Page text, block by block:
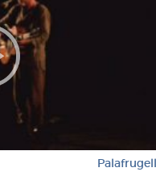
Palafrugell